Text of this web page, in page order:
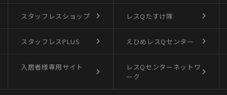
スタッフレスショップ レスQたすけ隊
スタッフレスPLUS えひめレスQセンター
入居者様専用サイト
レスQセンターネットワ
ーク